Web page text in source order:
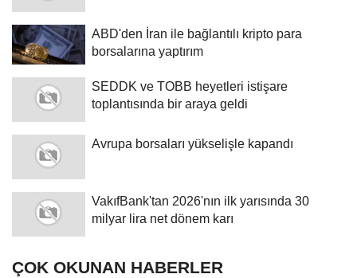
ABD'den İran ile bağlantılı kripto para
borsalarına yaptırım
SEDDK ve TOBB heyetleri istişare
toplantısında bir araya geldi
Avrupa borsaları yükselişle kapandı
VakıfBank'tan 2026'nın ilk yarısında 30
milyar lira net dönem karı
ÇOK OKUNAN HABERLER